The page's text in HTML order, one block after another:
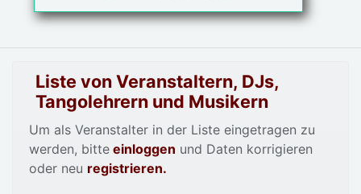
Liste von Veranstaltern, DJs,
Tangolehrern und Musikern
Um als Veranstalter in der Liste eingetragen zu
werden, bitte einloggen und Daten korrigieren
oder neu registrieren.